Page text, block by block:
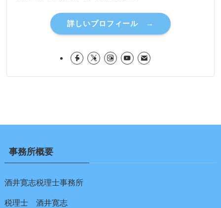
詳しいプロフィール →
事務所概要
酒井寛志税理士事務所
税理士 酒井寛志